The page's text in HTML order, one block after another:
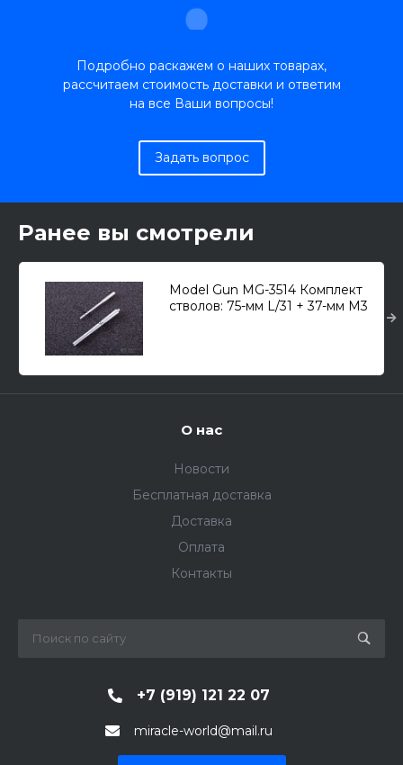
Подробно раскажем о наших товарах,
рассчитаем стоимость доставки и ответим
на все Ваши вопросы!
Задать вопрос
Ранее вы смотрели
Model Gun MG-3514 Комплект
стволов: 75-мм L/31 + 37-мм М3
О нас
Новости
Бесплатная доставка
Доставка
Оплата
Контакты
+7 (919) 121 22 07
miracle-world@mail.ru